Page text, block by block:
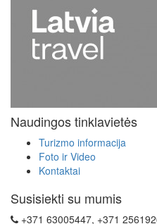
Naudingos tinklavietės
Turizmo informacija
Foto ir Video
Kontaktai
Susisiekti su mumis
+371 63005447, +371